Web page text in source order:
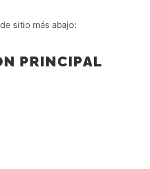
sitio más abajo:
PRINCIPAL